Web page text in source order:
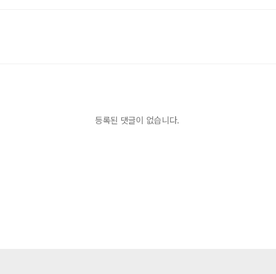
등록된 댓글이 없습니다.